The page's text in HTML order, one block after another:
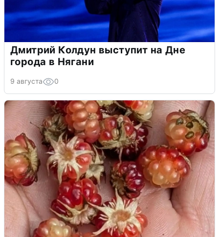
Дмитрий Колдун выступит на Дне
города в Нягани
9 августа 0